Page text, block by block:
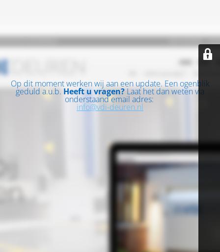
Op dit moment werken wij aan een update. Een ogenblik
geduld a.u.b. Heeft u vragen? Laat het dan weten via
onderstaand email adres:
info@vdi-deuren.nl